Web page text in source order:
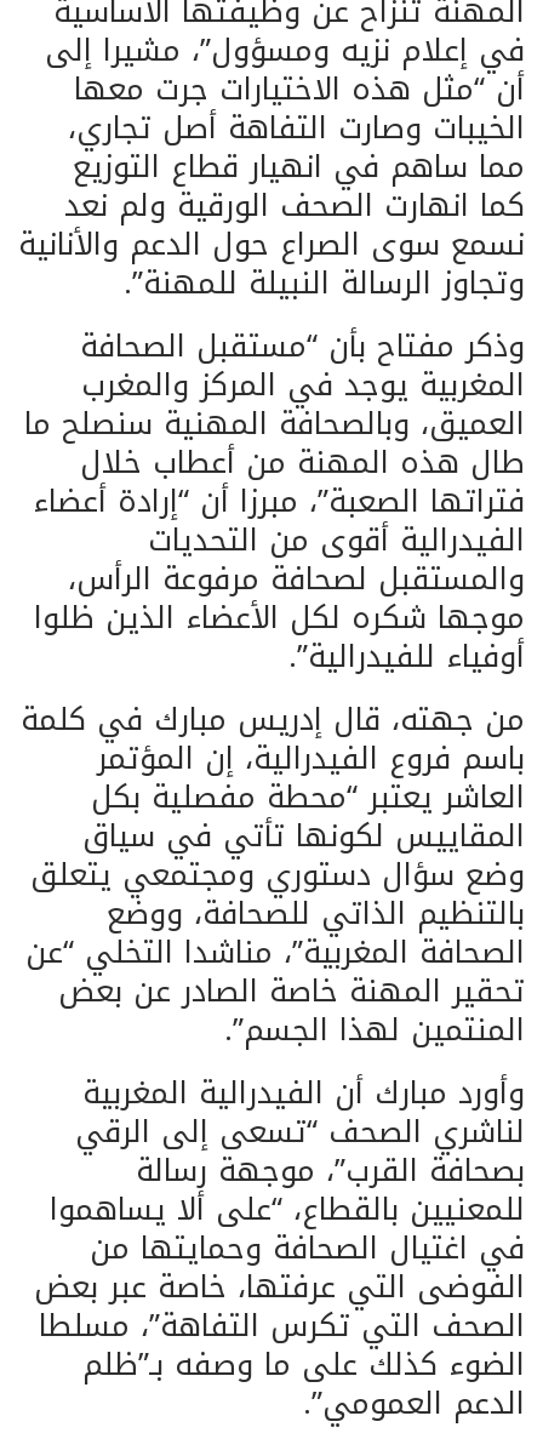
المهنة تنزاح عن وظيفتها الأساسية
في إعلام نزيه ومسؤول”، مشيرا إلى
أن “مثل هذه الاختيارات جرت معها
الخيبات وصارت التفاهة أصل تجاري،
مما ساهم في انهيار قطاع التوزيع
كما انهارت الصحف الورقية ولم نعد
نسمع سوى الصراع حول الدعم والأنانية
وتجاوز الرسالة النبيلة للمهنة”.
وذكر مفتاح بأن “مستقبل الصحافة
المغربية يوجد في المركز والمغرب
العميق، وبالصحافة المهنية سنصلح ما
طال هذه المهنة من أعطاب خلال
فتراتها الصعبة”، مبرزا أن “إرادة أعضاء
الفيدرالية أقوى من التحديات
والمستقبل لصحافة مرفوعة الرأس،
موجها شكره لكل الأعضاء الذين ظلوا
أوفياء للفيدرالية”.
من جهته، قال إدريس مبارك في كلمة
باسم فروع الفيدرالية، إن المؤتمر
العاشر يعتبر “محطة مفصلية بكل
المقاييس لكونها تأتي في سياق
وضع سؤال دستوري ومجتمعي يتعلق
بالتنظيم الذاتي للصحافة، ووضع
الصحافة المغربية”، مناشدا التخلي “عن
تحقير المهنة خاصة الصادر عن بعض
المنتمين لهذا الجسم”.
وأورد مبارك أن الفيدرالية المغربية
لناشري الصحف “تسعى إلى الرقي
بصحافة القرب”، موجهة رسالة
للمعنيين بالقطاع، “على ألا يساهموا
في اغتيال الصحافة وحمايتها من
الفوضى التي عرفتها، خاصة عبر بعض
الصحف التي تكرس التفاهة”، مسلطا
الضوء كذلك على ما وصفه بـ”ظلم
الدعم العمومي”.